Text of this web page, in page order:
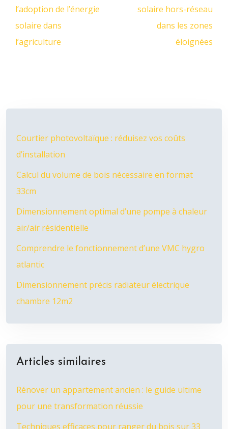
l’adoption de l’énergie
solaire dans
l’agriculture
solaire hors-réseau
dans les zones
éloignées
Courtier photovoltaïque : réduisez vos coûts
d’installation
Calcul du volume de bois nécessaire en format
33cm
Dimensionnement optimal d’une pompe à chaleur
air/air résidentielle
Comprendre le fonctionnement d’une VMC hygro
atlantic
Dimensionnement précis radiateur électrique
chambre 12m2
Articles similaires
Rénover un appartement ancien : le guide ultime
pour une transformation réussie
Techniques efficaces pour ranger du bois sur 33